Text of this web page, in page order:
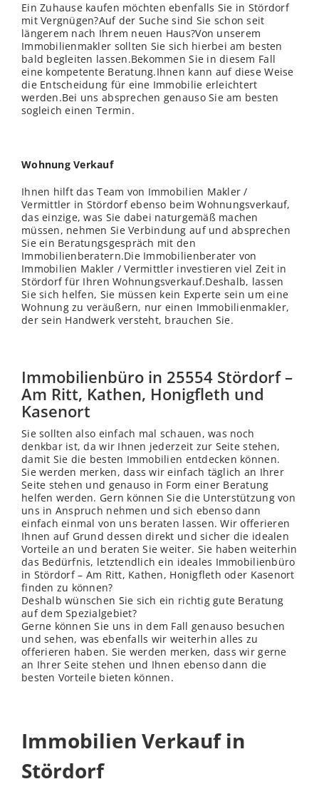
Ein Zuhause kaufen möchten ebenfalls Sie in Stördorf
mit Vergnügen?Auf der Suche sind Sie schon seit
längerem nach Ihrem neuen Haus?Von unserem
Immobilienmakler sollten Sie sich hierbei am besten
bald begleiten lassen.Bekommen Sie in diesem Fall
eine kompetente Beratung.Ihnen kann auf diese Weise
die Entscheidung für eine Immobilie erleichtert
werden.Bei uns absprechen genauso Sie am besten
sogleich einen Termin.
Wohnung Verkauf
Ihnen hilft das Team von Immobilien Makler /
Vermittler in Stördorf ebenso beim Wohnungsverkauf,
das einzige, was Sie dabei naturgemäß machen
müssen, nehmen Sie Verbindung auf und absprechen
Sie ein Beratungsgespräch mit den
Immobilienberatern.Die Immobilienberater von
Immobilien Makler / Vermittler investieren viel Zeit in
Stördorf für Ihren Wohnungsverkauf.Deshalb, lassen
Sie sich helfen, Sie müssen kein Experte sein um eine
Wohnung zu veräußern, nur einen Immobilienmakler,
der sein Handwerk versteht, brauchen Sie.
Immobilienbüro in 25554 Stördorf –
Am Ritt, Kathen, Honigfleth und
Kasenort
Sie sollten also einfach mal schauen, was noch
denkbar ist, da wir Ihnen jederzeit zur Seite stehen,
damit Sie die besten Immobilien entdecken können.
Sie werden merken, dass wir einfach täglich an Ihrer
Seite stehen und genauso in Form einer Beratung
helfen werden. Gern können Sie die Unterstützung von
uns in Anspruch nehmen und sich ebenso dann
einfach einmal von uns beraten lassen. Wir offerieren
Ihnen auf Grund dessen direkt und sicher die idealen
Vorteile an und beraten Sie weiter. Sie haben weiterhin
das Bedürfnis, letztendlich ein ideales Immobilienbüro
in Stördorf – Am Ritt, Kathen, Honigfleth oder Kasenort
finden zu können?
Deshalb wünschen Sie sich ein richtig gute Beratung
auf dem Spezialgebiet?
Gerne können Sie uns in dem Fall genauso besuchen
und sehen, was ebenfalls wir weiterhin alles zu
offerieren haben. Sie werden merken, dass wir gerne
an Ihrer Seite stehen und Ihnen ebenso dann die
besten Vorteile bieten können.
Immobilien Verkauf in
Stördorf